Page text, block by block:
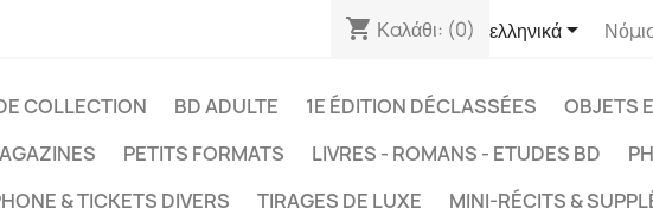
shopping_cart Καλάθι: (0) ελληνικά
COLLECTION BD ADULTE 1E ÉDITION DÉCLASSÉES
OBJETS
PETITS FORMATS LIVRES - ROMANS - ETUDES BD
& TICKETS DIVERS
TIRAGES DE LUXE
MINI-RÉCITS &